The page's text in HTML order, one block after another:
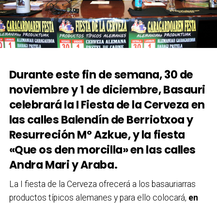
Durante este fin de semana, 30 de
noviembre y 1 de diciembre, Basauri
celebrará la I Fiesta de la Cerveza en
las calles Balendín de Berriotxoa y
Resurreción Mº Azkue, y la fiesta
«Que os den morcilla» en las calles
Andra Mari y Araba.
La I fiesta de la Cerveza ofrecerá a los basauriarras
productos típicos alemanes y para ello colocará, en